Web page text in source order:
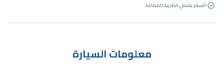
السعر يشمل الضريبة المضافة
معلومات السيارة